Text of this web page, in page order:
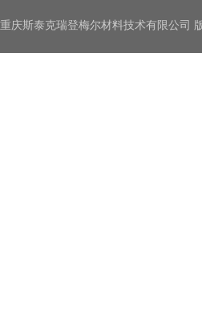
重庆斯泰克瑞登梅尔材料技术有限公司